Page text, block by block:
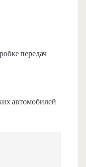
передач
автомобилей